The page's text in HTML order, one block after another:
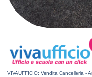
VIVAUFFICIO: Vendita Cancelleria -